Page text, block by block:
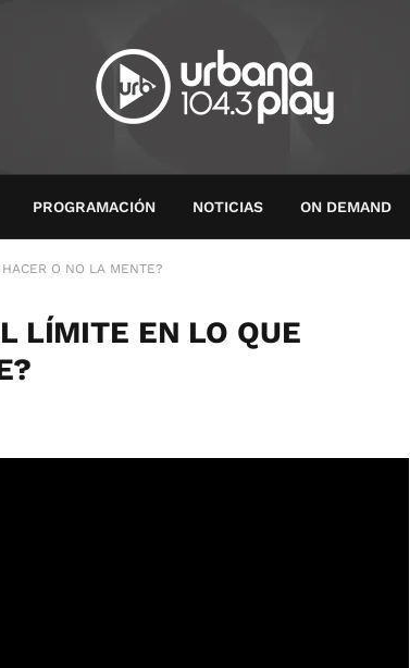
PROGRAMACIÓN NOTICIAS ON DEMAND
O NO LA MENTE?
LÍMITE EN LO QUE